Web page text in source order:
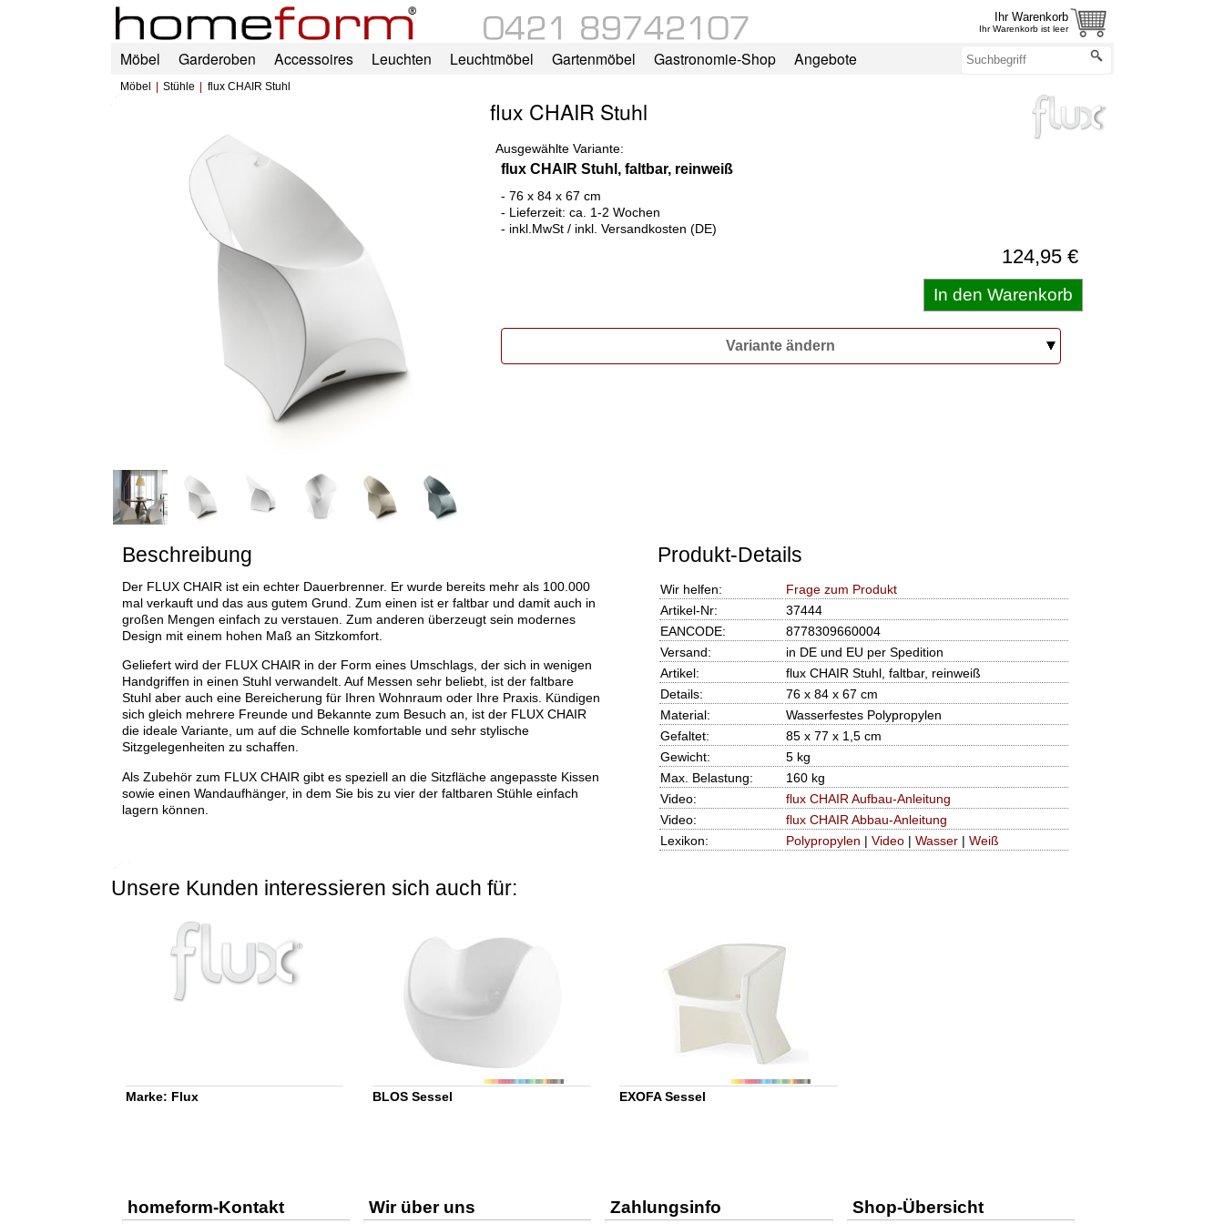
Ihr Warenkorb
Ihr Warenkorb ist leer
Möbel Garderoben Accessoires Leuchten Leuchtmöbel Gartenmöbel Gastronomie-Shop Angebote
Möbel Stühle flux CHAIR Stuhl
flux CHAIR Stuhl
Ausgewählte Variante:
flux CHAIR Stuhl, faltbar, reinweiß
- 76 x 84 x 67 cm
- Lieferzeit: ca. 1-2 Wochen
- inkl.MwSt / inkl. Versandkosten (DE)
124,95 €
Variante ändern
Beschreibung
Der FLUX CHAIR ist ein echter Dauerbrenner. Er wurde bereits mehr als 100.000
mal verkauft und das aus gutem Grund. Zum einen ist er faltbar und damit auch in
großen Mengen einfach zu verstauen. Zum anderen überzeugt sein modernes
Design mit einem hohen Maß an Sitzkomfort.
Geliefert wird der FLUX CHAIR in der Form eines Umschlags, der sich in wenigen
Handgriffen in einen Stuhl verwandelt. Auf Messen sehr beliebt, ist der faltbare
Stuhl aber auch eine Bereicherung für Ihren Wohnraum oder Ihre Praxis. Kündigen
sich gleich mehrere Freunde und Bekannte zum Besuch an, ist der FLUX CHAIR
die ideale Variante, um auf die Schnelle komfortable und sehr stylische
Sitzgelegenheiten zu schaffen.
Als Zubehör zum FLUX CHAIR gibt es speziell an die Sitzfläche angepasste Kissen
sowie einen Wandaufhänger, in dem Sie bis zu vier der faltbaren Stühle einfach
lagern können.
Produkt-Details
Wir helfen:
Frage zum Produkt
Artikel-Nr:
37444
EANCODE:
8778309660004
Versand:
in DE und EU per Spedition
Artikel:
flux CHAIR Stuhl, faltbar, reinweiß
Details:
76 x 84 x 67 cm
Material:
Wasserfestes Polypropylen
Gefaltet:
85 x 77 x 1,5 cm
Gewicht:
5 kg
Max. Belastung:
160 kg
Video:
flux CHAIR Aufbau-Anleitung
Video:
flux CHAIR Abbau-Anleitung
Lexikon:
Polypropylen | Video| Wasser| Weiß
Unsere Kunden interessieren sich auch für:
Marke: Flux BLOS Sessel EXOFA Sessel
homeform-Kontakt Wir über uns Zahlungsinfo Shop-Übersicht